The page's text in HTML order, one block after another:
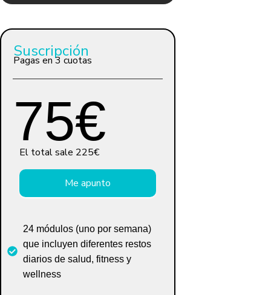
Suscripción
Pagas en 3 cuotas
75€
El total sale 225€
Me apunto
24 módulos (uno por semana)
que incluyen diferentes restos
diarios de salud, fitness y
wellness